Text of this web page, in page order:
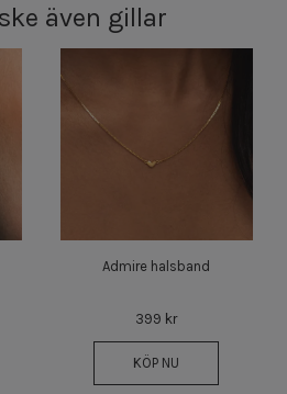
även gillar
Admire halsband
399 kr
KÖP NU